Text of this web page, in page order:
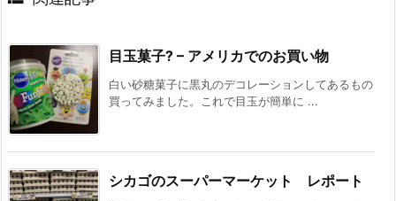
目玉菓子? – アメリカでのお買い物
白い砂糖菓子に黒丸のデコレーションしてあるもの
買ってみました。これで目玉が簡単に ...
シカゴのスーパーマーケット レポート